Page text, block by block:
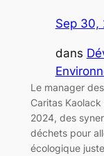
Sep 30,
dans
Le manager
Caritas
2024, des
déchets pour
écologique